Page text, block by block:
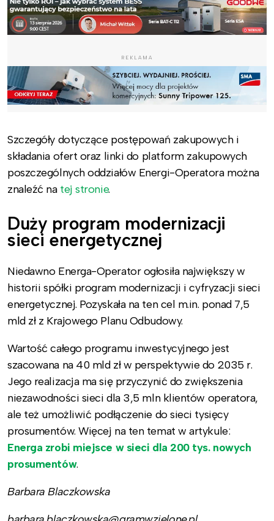
REKLAMA
Szczegóły dotyczące postępowań zakupowych i
składania ofert oraz linki do platform zakupowych
poszczególnych oddziałów Energi-Operatora można
znaleźć na tej stronie.
Duży program modernizacji
sieci energetycznej
Niedawno Energa-Operator ogłosiła największy w
historii spółki program modernizacji i cyfryzacji sieci
energetycznej. Pozyskała na ten cel m.in. ponad 7,5
mld zł z Krajowego Planu Odbudowy.
Wartość całego programu inwestycyjnego jest
szacowana na 40 mld zł w perspektywie do 2035 r.
Jego realizacja ma się przyczynić do zwiększenia
niezawodności sieci dla 3,5 mln klientów operatora,
ale też umożliwić podłączenie do sieci tysięcy
prosumentów. Więcej na ten temat w artykule:
Energa zrobi miejsce w sieci dla 200 tys. nowych
prosumentów.
Barbara Blaczkowska